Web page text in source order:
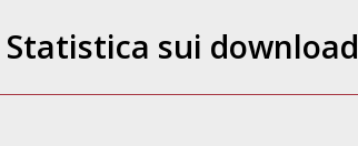
Statistica sui download